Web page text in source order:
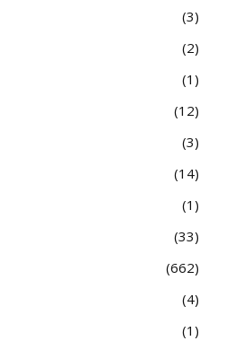
3
2
1
12
3
14
1
33
662
4
1